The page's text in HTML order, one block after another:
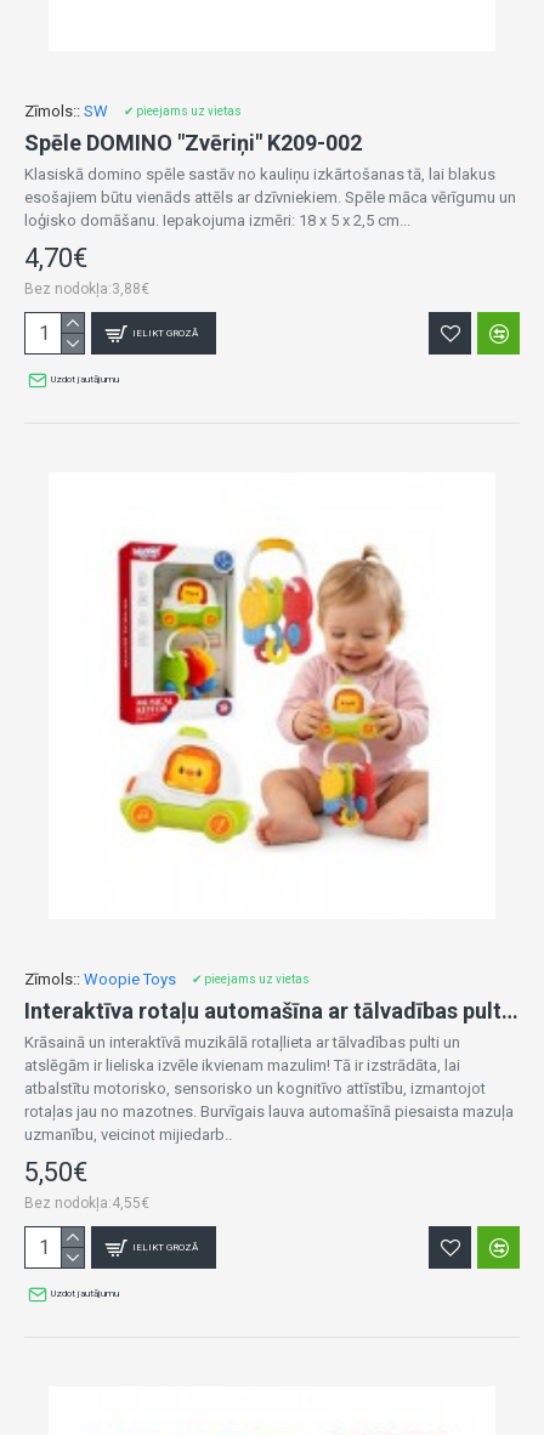
Zīmols:: SW ✔ pieejams uz vietas
Spēle DOMINO "Zvēriņi" K209-002
Klasiskā domino spēle sastāv no kauliņu izkārtošanas tā, lai blakus
esošajiem būtu vienāds attēls ar dzīvniekiem. Spēle māca vērīgumu un
loģisko domāšanu. Iepakojuma izmēri: 18 x 5 x 2,5 cm...
4,70€
Bez nodokļa:3,88€
IELIKT GROZĀ
Uzdot jautājumu
Zīmols:: Woopie Toys ✔ pieejams uz vietas
Interaktīva rotaļu automašīna ar tālvadības pulti un atslēgām 56324
Krāsainā un interaktīvā muzikālā rotaļlieta ar tālvadības pulti un
atslēgām ir lieliska izvēle ikvienam mazulim! Tā ir izstrādāta, lai
atbalstītu motorisko, sensorisko un kognitīvo attīstību, izmantojot
rotaļas jau no mazotnes. Burvīgais lauva automašīnā piesaista mazuļa
uzmanību, veicinot mijiedarb..
5,50€
Bez nodokļa:4,55€
IELIKT GROZĀ
Uzdot jautājumu